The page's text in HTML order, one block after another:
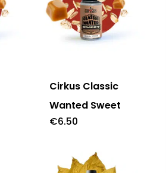
Cirkus Classic
Wanted Sweet
€6.50